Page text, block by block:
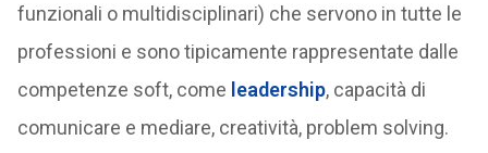
funzionali o multidisciplinari) che servono in tutte le
professioni e sono tipicamente rappresentate dalle
competenze soft, come leadership, capacità di
comunicare e mediare, creatività, problem solving.